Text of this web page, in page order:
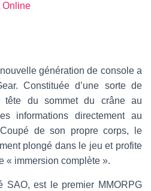
Online
génération de console a
Constituée d’une sorte de
tête du sommet du crâne au
informations directement au
de son propre corps, le
plongé dans le jeu et profite
« immersion complète ».
SAO, est le premier MMORPG